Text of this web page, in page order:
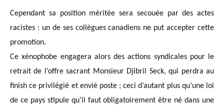
Cependant sa position méritée sera secouée par des actes
racistes : un de ses collègues canadiens ne put accepter cette
promotion.
Ce xénophobe engagera alors des actions syndicales pour le
retrait de l’offre sacrant Monsieur Djibril Seck, qui perdra au
finish ce privilégié et envié poste ; ceci d’autant plus qu’une loi
de ce pays stipule qu’il faut obligatoirement être né dans une